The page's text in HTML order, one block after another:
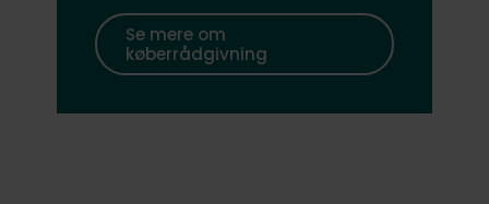
Se mere om
køberrådgivning